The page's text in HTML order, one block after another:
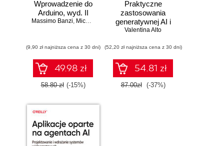
Wprowadzenie do
Arduino, wyd. II
Massimo Banzi, Michael Shiloh
(9,90 zł najniższa cena z 30 dni)
49.98 zł
58.80 zł (-15%)
Praktyczne
zastosowania
generatywnej AI i
ChatGPT.
potencjał inżynierii
promptów z
technologiami
OpenAI dla
zwiększenia
Valentina Alto
(52,20 zł najniższa cena z 30 dni)
54.81 zł
87.00zł (-37%)